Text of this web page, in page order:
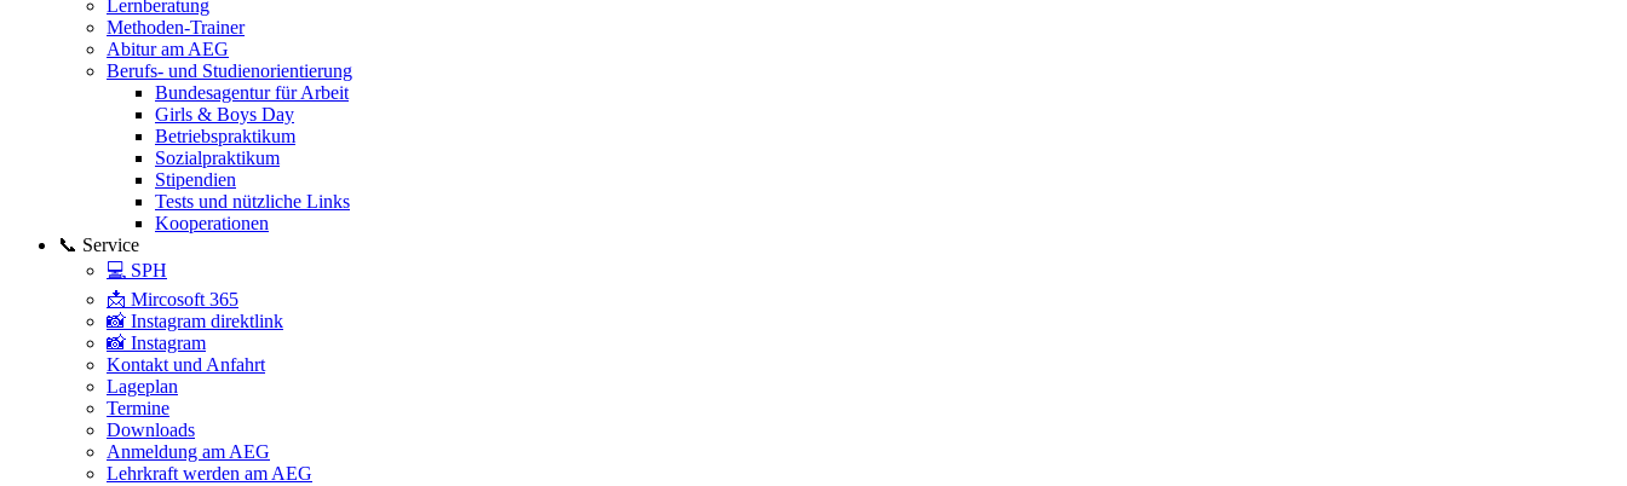
Lernberatung
Methoden-Trainer
Abitur am AEG
Berufs- und Studienorientierung
Bundesagentur für Arbeit
Girls & Boys Day
Betriebspraktikum
Sozialpraktikum
Stipendien
Tests und nützliche Links
Kooperationen
📞 Service
💻 SPH
📩 Mircosoft 365
📸 Instagram direktlink
📸 Instagram
Kontakt und Anfahrt
Lageplan
Termine
Downloads
Anmeldung am AEG
Lehrkraft werden am AEG